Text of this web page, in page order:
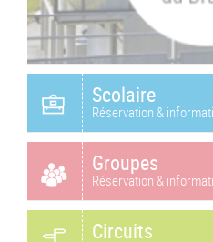
Scolaire
Réservation &
Groupes
Réservation &
Circuits